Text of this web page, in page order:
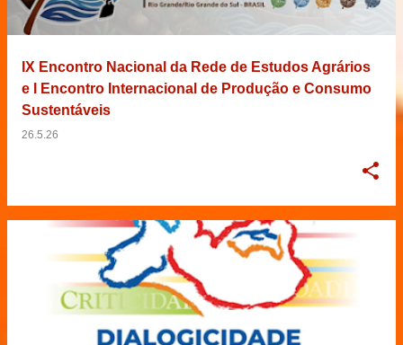
IX Encontro Nacional da Rede de Estudos Agrários
e I Encontro Internacional de Produção e Consumo
Sustentáveis
26.5.26